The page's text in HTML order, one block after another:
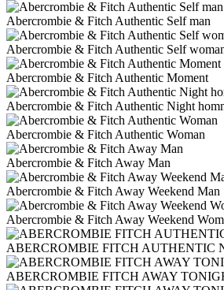
Abercrombie & Fitch Authentic Self man
Abercrombie & Fitch Authentic Self
Abercrombie & Fitch Authentic Moment
Abercrombie & Fitch Authentic Night
Abercrombie & Fitch Authentic Woman
Abercrombie & Fitch Away Man
Abercrombie & Fitch Away Weekend Man
Abercrombie & Fitch Away Weekend
ABERCROMBIE FITCH AUTHENTIC
ABERCROMBIE FITCH AWAY